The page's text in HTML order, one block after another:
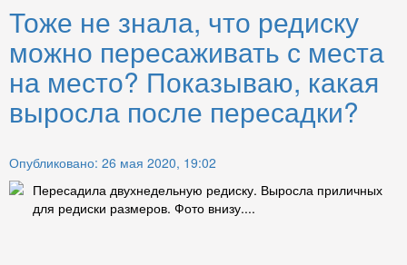
Тоже не знала, что редиску
можно пересаживать с места
на место? Показываю, какая
выросла после пересадки?
Опубликовано: 26 мая 2020, 19:02
Пересадила двухнедельную редиску. Выросла приличных
для редиски размеров. Фото внизу....